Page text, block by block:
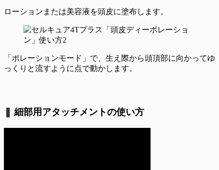
ローションまたは美容液を頭皮に塗布します。
「ポレーションモード」で、生え際から頭頂部に向かってゆ
っくりと流すように点で動かします。
細部用アタッチメントの使い方